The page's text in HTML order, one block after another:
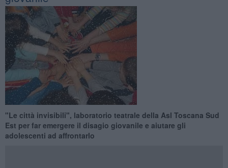
"Le città invisibili", laboratorio teatrale della Asl Toscana Sud
Est per far emergere il disagio giovanile e aiutare gli
adolescenti ad affrontarlo